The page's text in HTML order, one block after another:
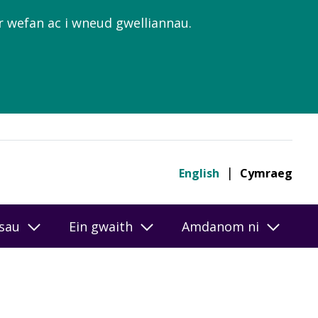
wefan ac i wneud gwelliannau.
English Cymraeg
Ein gwaith Amdanom ni